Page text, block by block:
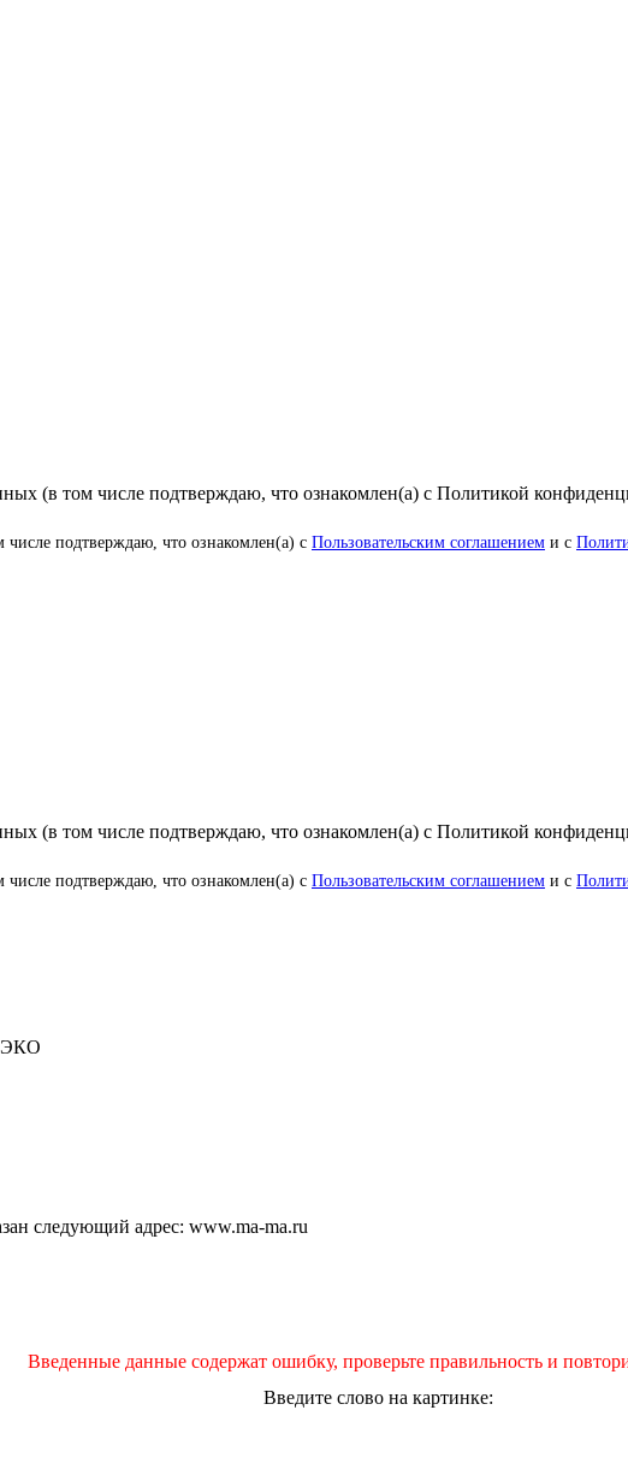
(в том числе подтверждаю, что ознакомлен(а) с Политикой
подтверждаю, что ознакомлен(а) с Пользовательским соглашением и с
(в том числе подтверждаю, что ознакомлен(а) с Политикой
подтверждаю, что ознакомлен(а) с Пользовательским соглашением и с
ЭКО
следующий адрес: www.ma-ma.ru
Введенные данные содержат ошибку, проверьте правильность и
Введите слово на картинке: